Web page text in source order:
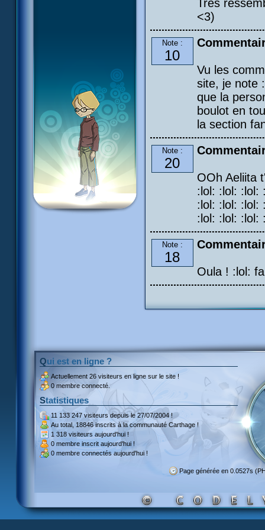
Très
<3)
Note :
10
Vu les
site, je note
que la
boulot en
la section
Note :
20
OOh Aeliita
:lol: :lol: :lol:
:lol: :lol: :lol:
:lol: :lol: :lol:
Note :
18
Oula ! :lol:
Qui est en ligne ?
Actuellement 26 visiteurs en ligne sur le site !
0 membre connecté.
Statistiques
11 133 247 visiteursdepuis le 27/07/2004 !
Au total, 18846 inscritsà la communauté Carthage !
1 318 visiteurs aujourd'hui !
0 membre inscrit aujourd'hui !
0 membre connectés aujourd'hui !
Page générée en 0.0527s